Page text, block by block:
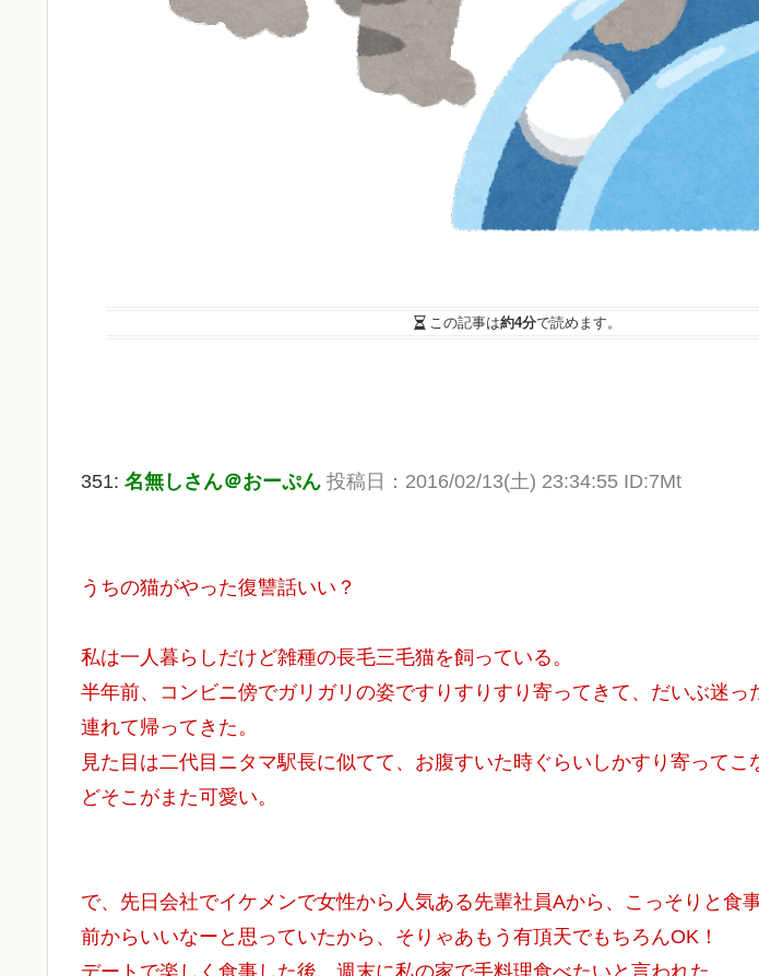
この記事は約4分で読めます。
351: 名無しさん＠おーぷん 投稿日：2016/02/13(土) 23:34:55 ID:7Mt
うちの猫がやった復讐話いい？
私は一人暮らしだけど雑種の長毛三毛猫を飼っている。
半年前、コンビニ傍でガリガリの姿ですりすりすり寄ってきて、だいぶ迷っ
連れて帰ってきた。
見た目は二代目ニタマ駅長に似てて、お腹すいた時ぐらいしかすり寄ってこ
どそこがまた可愛い。
で、先日会社でイケメンで女性から人気ある先輩社員Aから、こっそりと食
前からいいなーと思っていたから、そりゃあもう有頂天でもちろんOK！
デートで楽しく食事した後、週末に私の家で手料理食べたいと言われた。